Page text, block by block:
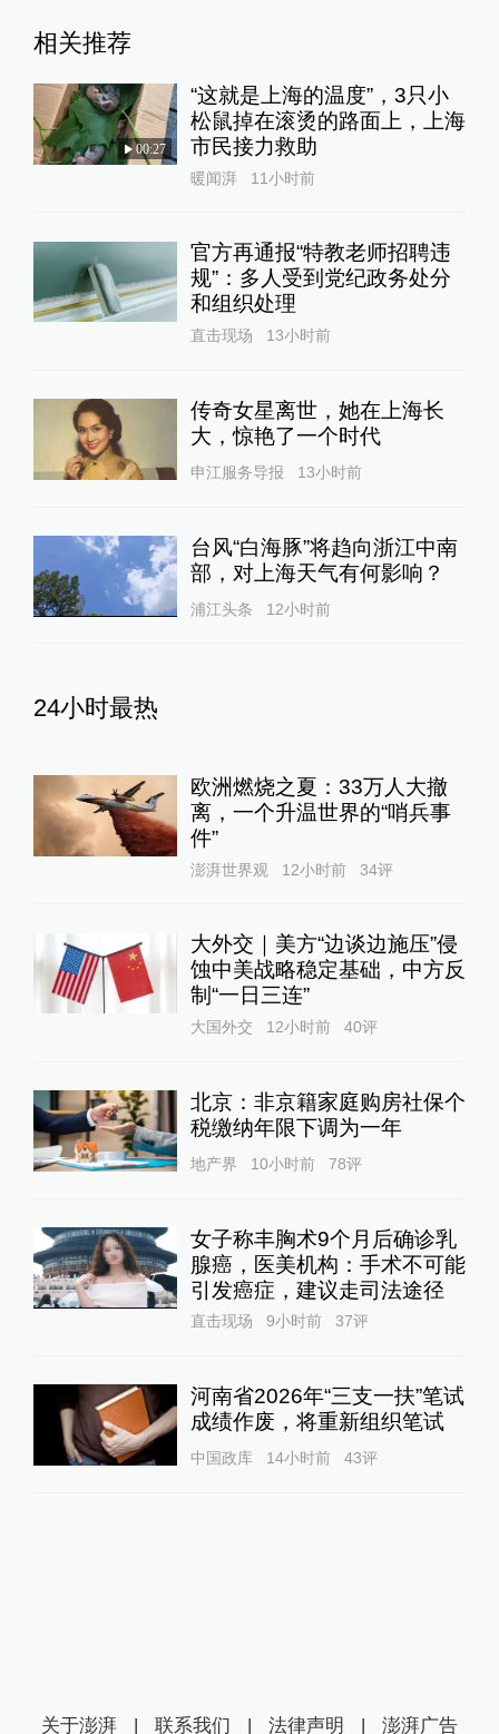
相关推荐
00:27
“这就是上海的温度”，3只小
松鼠掉在滚烫的路面上，上海
市民接力救助
暖闻湃 11小时前
官方再通报“特教老师招聘违
规”：多人受到党纪政务处分
和组织处理
直击现场 13小时前
传奇女星离世，她在上海长
大，惊艳了一个时代
申江服务导报 13小时前
台风“白海豚”将趋向浙江中南
部，对上海天气有何影响？
浦江头条 12小时前
24小时最热
欧洲燃烧之夏：33万人大撤
离，一个升温世界的“哨兵事
件”
澎湃世界观 12小时前 34评
大外交｜美方“边谈边施压”侵
蚀中美战略稳定基础，中方反
制“一日三连”
大国外交 12小时前 40评
北京：非京籍家庭购房社保个
税缴纳年限下调为一年
地产界 10小时前 78评
女子称丰胸术9个月后确诊乳
腺癌，医美机构：手术不可能
引发癌症，建议走司法途径
直击现场 9小时前 37评
河南省2026年“三支一扶”笔试
成绩作废，将重新组织笔试
中国政库 14小时前 43评
关于澎湃 | 联系我们 | 法律声明 | 澎湃广告